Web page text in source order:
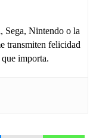
Sega, Nintendo o la
transmiten felicidad
importa.